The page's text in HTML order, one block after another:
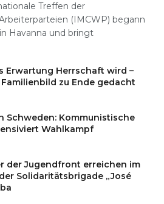
Treffen der
(IMCWP) begann
Havanna und bringt
Erwartung Herrschaft wird –
zu Ende gedacht
Schweden: Kommunistische
Wahlkampf
der Jugendfront erreichen im
Solidaritätsbrigade „José